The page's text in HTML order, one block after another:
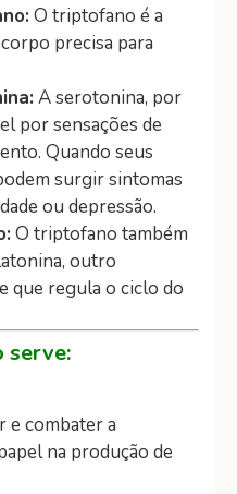
O triptofano é a
precisa para
A serotonina, por
por sensações de
Quando seus
surgir sintomas
ou depressão.
O triptofano também
outro
que regula o ciclo do
serve:
e combater a
na produção de